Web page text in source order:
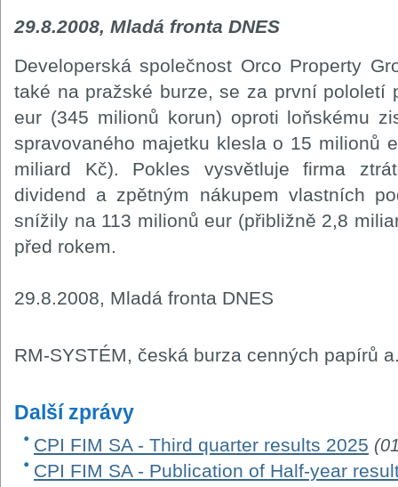
29.8.2008, Mladá fronta DNES
Developerská společnost Orco Property
také na pražské burze, se za první pololetí
eur (345 milionů korun) oproti loňskému
spravovaného majetku klesla o 15 milionů
miliard Kč). Pokles vysvětluje firma
dividend a zpětným nákupem vlastních
snížily na 113 milionů eur (přibližně 2,8
před rokem.
29.8.2008, Mladá fronta DNES
RM-SYSTÉM, česká burza cenných papírů
Další zprávy
CPI FIM SA - Third quarter results 2025
CPI FIM SA - Publication of Half-year